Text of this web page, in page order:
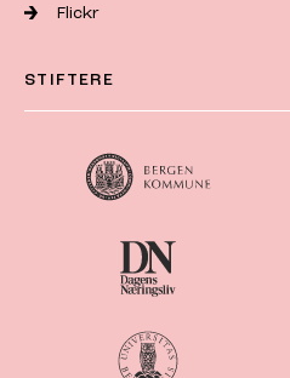
Flickr
STIFTERE